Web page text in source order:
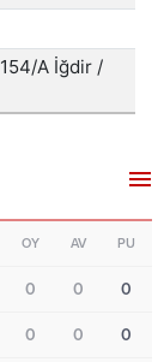
OY AV PU
0 0 0
0 0 0